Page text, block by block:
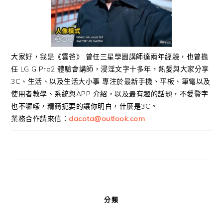
大家好，我是《雲爸》 曾任三星學園講師達兩年經驗，也曾擔
任 LG G Pro2 體驗會講師，浸淫文字十多年，熱愛與大家分享
3C、生活、以及生活大小事 專注於最新手機、平板、筆電以及
使用者教學、系統與APP 介紹，以及最有趣的話題，不愛贅字
也不囉嗦，精簡扼要的讓你明白，什麼是3C。
業務合作請來信： dacota@outlook.com
分類